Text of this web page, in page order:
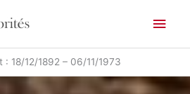
: 18/12/1892 – 06/11/1973